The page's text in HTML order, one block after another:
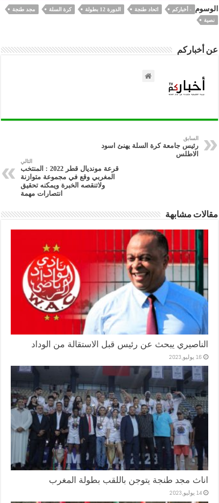
الوسوم - أخباركم اتحاد طنجة الدورة 12 بطولة كرة السلة
مجد طنجة
نصية
عن أخباركم
السابق
رئيس جامعة كرة السلة يهنئ اسود
الاطلس
التالي
قرعة مونديال قطر 2022 : المنتخب
المغربي وقع في مجموعة متوازنة
ولاتنقصه الخبرة ويمكنه تحقيق
انتصارات مهمة
مقالات مشابهة
الناصيري يبحث عن رئيس قبل الاستقالة من الوداد
16 يوليو,2023
اناث مجد طنجة يتوجن باللقب بطولة المغرب
14 يوليو,2023